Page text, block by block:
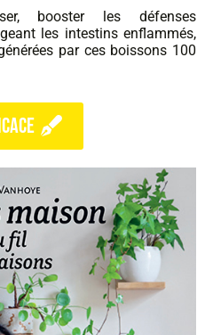
booster les défenses
les intestins enflammés,
par ces boissons 100